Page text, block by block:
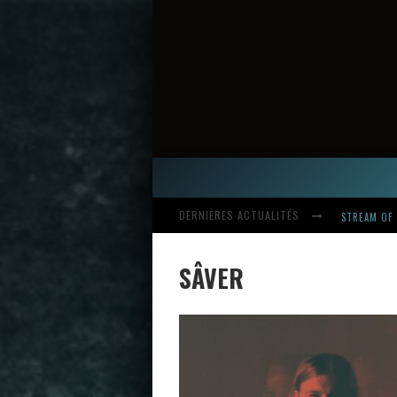
DERNIÈRES ACTUALITÉS
STREAM
SÂVER